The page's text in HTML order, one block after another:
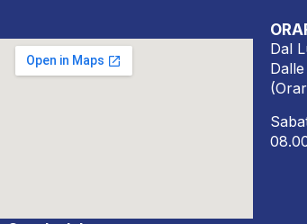
Dal